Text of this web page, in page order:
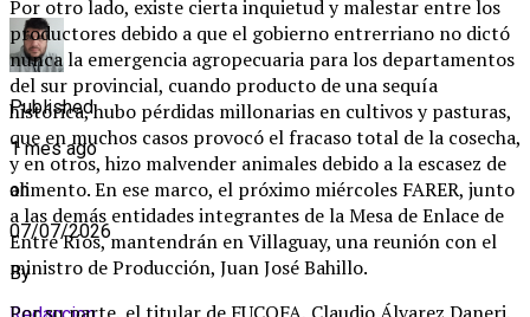
Por otro lado, existe cierta inquietud y malestar entre los
productores debido a que el gobierno entrerriano no dictó
nunca la emergencia agropecuaria para los departamentos
del sur provincial, cuando producto de una sequía
histórica, hubo pérdidas millonarias en cultivos y pasturas,
que en muchos casos provocó el fracaso total de la cosecha,
y en otros, hizo malvender animales debido a la escasez de
alimento. En ese marco, el próximo miércoles FARER, junto
a las demás entidades integrantes de la Mesa de Enlace de
Entre Ríos, mantendrán en Villaguay, una reunión con el
ministro de Producción, Juan José Bahillo.
Published
1 mes ago
on
07/07/2026
By